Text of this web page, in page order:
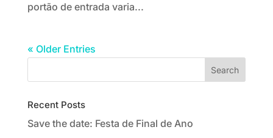
portão de entrada varia...
« Older Entries
Recent Posts
Save the date: Festa de Final de Ano